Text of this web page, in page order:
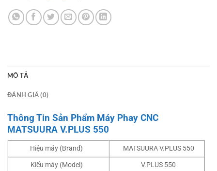
MÔ TẢ
ĐÁNH GIÁ (0)
Thông Tin Sản Phẩm Máy Phay CNC
MATSUURA V.PLUS 550
Hiệu máy (Brand)
MATSUURA V.PLUS 550
Kiểu máy (Model)
V.PLUS 550